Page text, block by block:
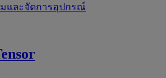
และจัดการอุปกรณ์